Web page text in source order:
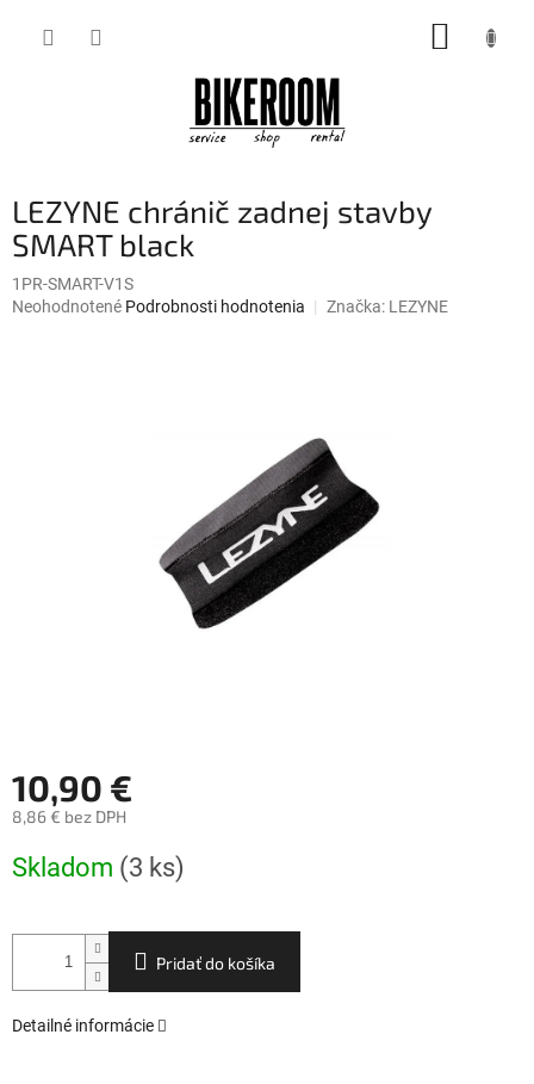
LEZYNE chránič zadnej stavby
SMART black
1PR-SMART-V1S
Priemerné
Neohodnotené Podrobnosti hodnotenia Značka: LEZYNE
10,90 €
8,86 € bez DPH
cena:
Skladom (3 ks)
Pridať do košíka
Detailné informácie